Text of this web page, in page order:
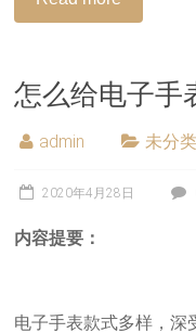
怎么给电子手
admin 未分类
2020年4月28日
内容提要：
电子手表款式多样，深